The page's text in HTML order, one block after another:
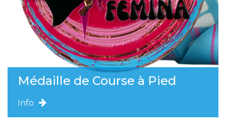
Médaille de Course à Pied
Info